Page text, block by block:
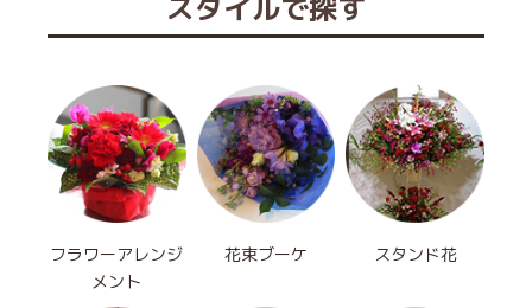
フラワーアレンジ
メント
花束ブーケ スタンド花